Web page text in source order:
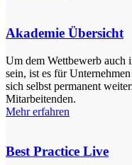
Akademie Übersicht
Um dem Wettbewerb auch
sein, ist es für
sich selbst permanent
Mitarbeitenden.
Mehr erfahren
Best Practice Live